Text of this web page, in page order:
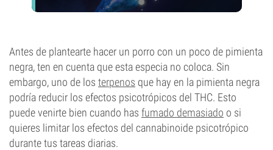
Antes de plantearte hacer un porro con un poco de pimienta
negra, ten en cuenta que esta especia no coloca. Sin
embargo, uno de los terpenos que hay en la pimienta negra
podría reducir los efectos psicotrópicos del THC. Esto
puede venirte bien cuando has fumado demasiado o si
quieres limitar los efectos del cannabinoide psicotrópico
durante tus tareas diarias.